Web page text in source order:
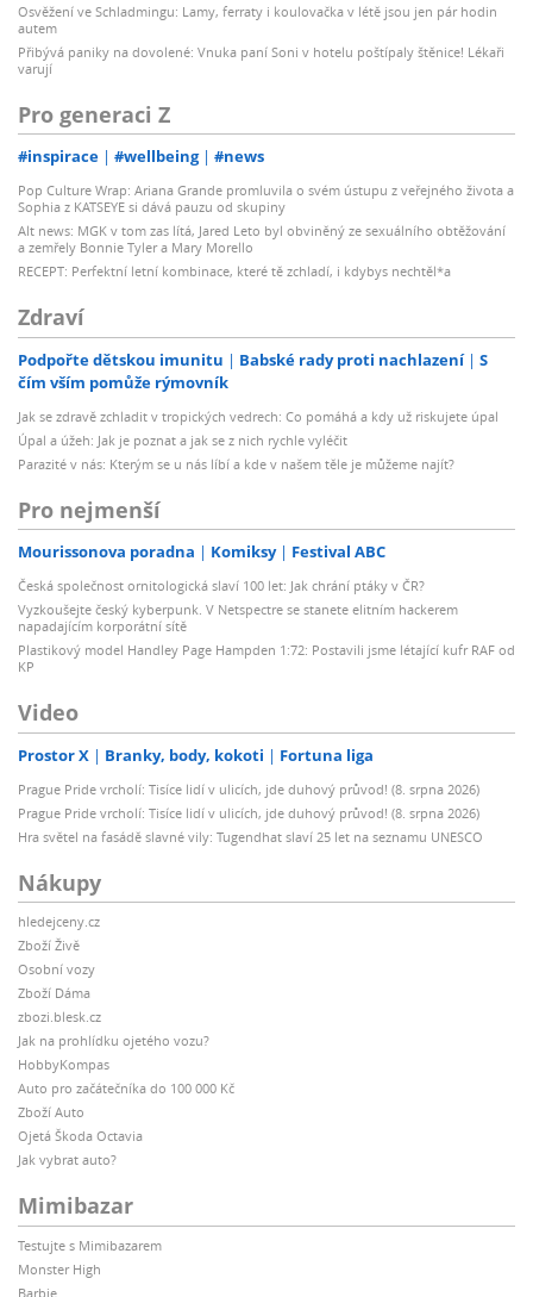
Osvěžení ve Schladmingu: Lamy, ferraty i koulovačka v létě jsou jen pár hodin
autem
Přibývá paniky na dovolené: Vnuka paní Soni v hotelu poštípaly štěnice! Lékaři
varují
Pro generaci Z
#inspirace #wellbeing #news
Pop Culture Wrap: Ariana Grande promluvila o svém ústupu z veřejného života a
Sophia z KATSEYE si dává pauzu od skupiny
Alt news: MGK v tom zas lítá, Jared Leto byl obviněný ze sexuálního obtěžování
a zemřely Bonnie Tyler a Mary Morello
RECEPT: Perfektní letní kombinace, které tě zchladí, i kdybys nechtěl*a
Zdraví
Podpořte dětskou imunitu Babské rady proti nachlazení
S
čím vším pomůže rýmovník
Jak se zdravě zchladit v tropických vedrech: Co pomáhá a kdy už riskujete úpal
Úpal a úžeh: Jak je poznat a jak se z nich rychle vyléčit
Parazité v nás: Kterým se u nás líbí a kde v našem těle je můžeme najít?
Pro nejmenší
Mourissonova poradna Komiksy Festival ABC
Česká společnost ornitologická slaví 100 let: Jak chrání ptáky v ČR?
Vyzkoušejte český kyberpunk. V Netspectre se stanete elitním hackerem
napadajícím korporátní sítě
Plastikový model Handley Page Hampden 1:72: Postavili jsme létající kufr RAF od
KP
Video
Prostor X Branky, body, kokoti Fortuna liga
Prague Pride vrcholí: Tisíce lidí v ulicích, jde duhový průvod! (8. srpna 2026)
Prague Pride vrcholí: Tisíce lidí v ulicích, jde duhový průvod! (8. srpna 2026)
Hra světel na fasádě slavné vily: Tugendhat slaví 25 let na seznamu UNESCO
Nákupy
hledejceny.cz
Zboží Živě
Osobní vozy
Zboží Dáma
zbozi.blesk.cz
Jak na prohlídku ojetého vozu?
HobbyKompas
Auto pro začátečníka do 100 000 Kč
Zboží Auto
Ojetá Škoda Octavia
Jak vybrat auto?
Mimibazar
Testujte s Mimibazarem
Monster High
Barbie